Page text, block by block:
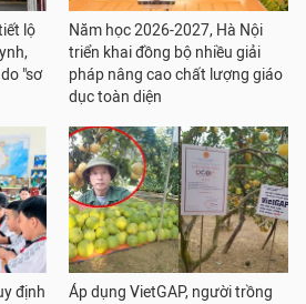
lộ
"sơ
Năm học 2026-2027, Hà Nội
triển khai đồng bộ nhiều giải
pháp nâng cao chất lượng giáo
dục toàn diện
định
Áp dụng VietGAP, người trồng